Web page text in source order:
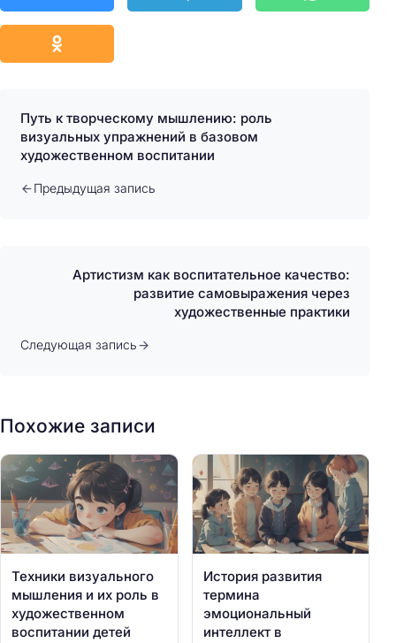
Путь к творческому мышлению: роль
визуальных упражнений в базовом
художественном воспитании
Предыдущая запись
Артистизм как воспитательное качество:
развитие самовыражения через
художественные практики
Следующая запись
Похожие записи
Техники визуального
мышления и их роль в
художественном
воспитании детей
История развития
термина
эмоциональный
интеллект в